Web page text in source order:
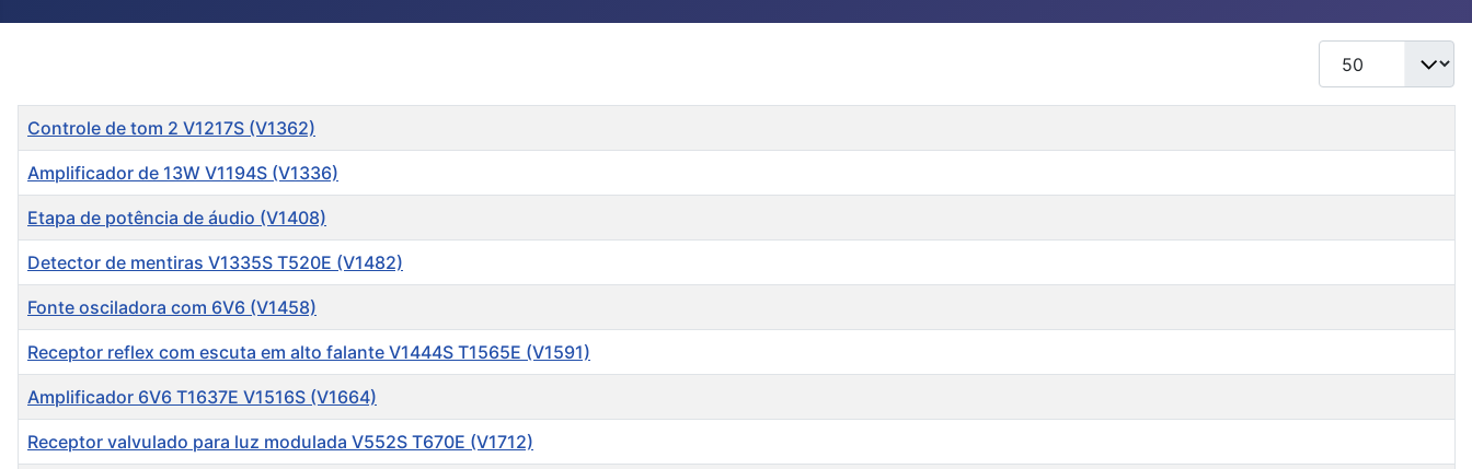
Mostrar #
Título
Controle de tom 2 V1217S (V1362)
Amplificador de 13W V1194S (V1336)
Etapa de potência de áudio (V1408)
Detector de mentiras V1335S T520E (V1482)
Fonte osciladora com 6V6 (V1458)
Receptor reflex com escuta em alto falante V1444S T1565E (V1591)
Amplificador 6V6 T1637E V1516S (V1664)
Receptor valvulado para luz modulada V552S T670E (V1712)